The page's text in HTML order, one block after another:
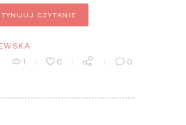
CZYTANIE
1
0 0